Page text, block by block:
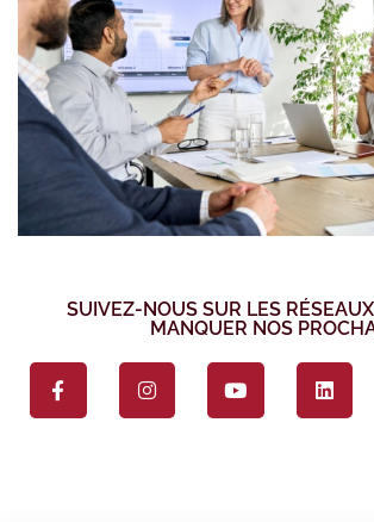
SUIVEZ-NOUS SUR LES
MANQUER NOS